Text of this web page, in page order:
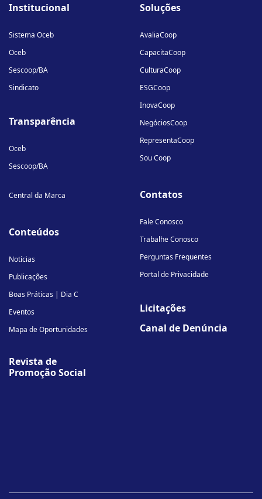
linkedin-
instagram
youtube
Institucional
Sistema Oceb
Oceb
Sescoop/BA
Sindicato
Transparência
Oceb
Sescoop/BA
Central da Marca
Conteúdos
Notícias
Publicações
Boas Práticas | Dia C
Eventos
Mapa de Oportunidades
Revista de
Promoção Social
Soluções
AvaliaCoop
CapacitaCoop
CulturaCoop
ESGCoop
InovaCoop
NegóciosCoop
RepresentaCoop
Sou Coop
Contatos
Fale Conosco
Trabalhe Conosco
Perguntas Frequentes
Portal de Privacidade
Licitações
Canal de Denúncia